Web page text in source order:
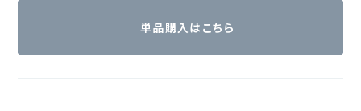
単品購入はこちら